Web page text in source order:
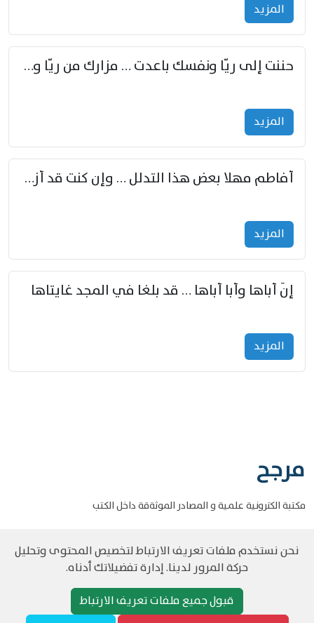
المزید
حننت إلى ريّا ونفسك باعدت … مزارك من ريّا وشعباكما معا
المزید
أفاطم مهلا بعض هذا التدلل … وإن كنت قد أزمعت صرمي فأجملي
المزید
إنّ أباها وأبا أباها … قد بلغا في المجد غايتاها
المزید
مرجح
مكتبة الكترونية علمية و المصادر الموثةقة داخل الكتب
حقوق الطبع والنشر مرجح جميع الحقوق محفوظةسياسة و الخصوصية
نحن نستخدم ملفات تعريف الارتباط لتخصيص المحتوى وتحليل
حركة المرور لدينا. إدارة تفضيلاتك أدناه.
قبول جميع ملفات تعريف الارتباط